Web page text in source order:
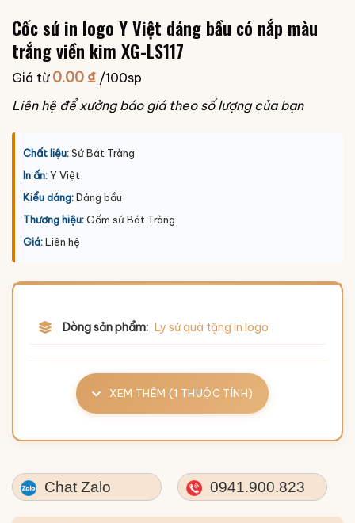
Cốc sứ in logo Y Việt dáng bầu có nắp màu
trắng viền kim XG-LS117
Giá từ 0.00₫ /100sp
Liên hệ để xưởng báo giá theo số lượng của bạn
Chất liệu:Sứ Bát Tràng
In ấn:Y Việt
Kiểu dáng:Dáng bầu
Thương hiệu:Gốm sứ Bát Tràng
Giá:Liên hệ
Dòng sản phẩm: Ly sứ quà tặng in logo
XEM THÊM (1 THUỘC TÍNH)
Chat Zalo 0941.900.823